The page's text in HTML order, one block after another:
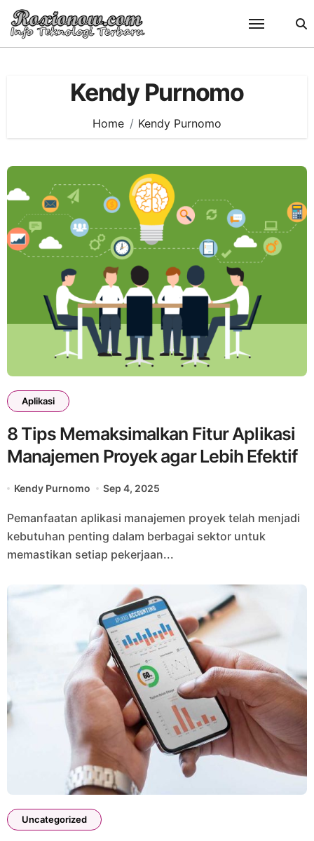
Skip
content
Kendy Purnomo
Home Kendy Purnomo
Aplikasi
8 Tips Memaksimalkan Fitur Aplikasi
Manajemen Proyek agar Lebih Efektif
Kendy Purnomo Sep 4, 2025
Pemanfaatan aplikasi manajemen proyek telah menjadi
kebutuhan penting dalam berbagai sektor untuk
memastikan setiap pekerjaan...
Uncategorized